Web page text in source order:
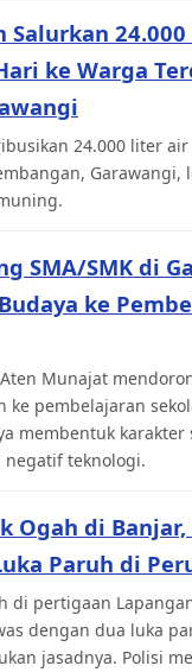
Salurkan
ke Warga
24.000 liter
Garawangi,
SMA/SMK di
ke
Munajat
ke pembelajaran
membentuk karakter
teknologi.
Ogah di
Paruh di
di pertigaan
dengan dua luka
jasadnya. Polisi